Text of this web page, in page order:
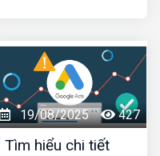
Trong bài viết này,HIG
sẽ hướng dẫn cách
chạyquảng cáo GDN
hiệu quả. Mời các bạn
cùng theo dõi.
19/08/2025 427
Tìm hiểu chi tiết